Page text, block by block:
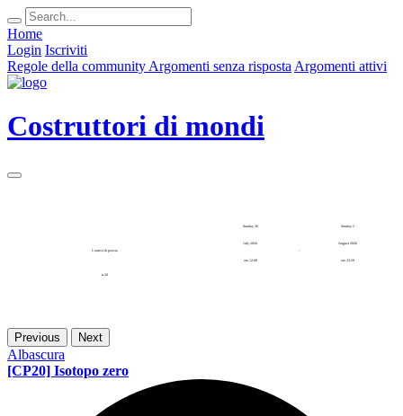
Home
Login Iscriviti
Regole della community Argomenti senza risposta Argomenti attivi
Costruttori di mondi
Contest di poesia
n.20
Sunday 26
July 2026
ore 12:00
Sunday 2
August 2026
ore 23:59
Previous Next
Albascura
[CP20] Isotopo zero